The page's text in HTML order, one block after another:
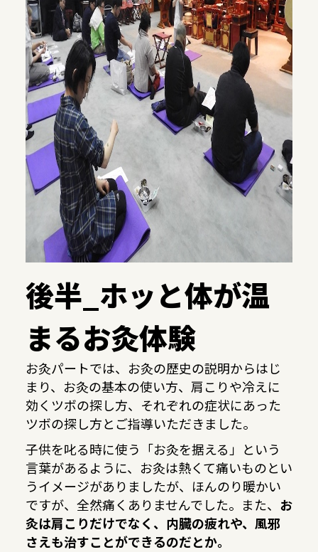
後半_ホッと体が温
まるお灸体験
お灸パートでは、お灸の歴史の説明からはじ
まり、お灸の基本の使い方、肩こりや冷えに
効くツボの探し方、それぞれの症状にあった
ツボの探し方とご指導いただきました。
子供を叱る時に使う「お灸を据える」という
言葉があるように、お灸は熱くて痛いものとい
うイメージがありましたが、ほんのり暖かい
ですが、全然痛くありませんでした。また、 お
灸は肩こりだけでなく、内臓の疲れや、風邪
さえも治すことができるのだとか。